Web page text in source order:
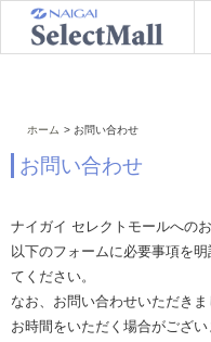
ホーム お問い合わせ
お問い合わせ
ナイガイ セレクトモールへの
以下のフォームに必要事項を
てください。
なお、お問い合わせいただき
お時間をいただく場合がござい